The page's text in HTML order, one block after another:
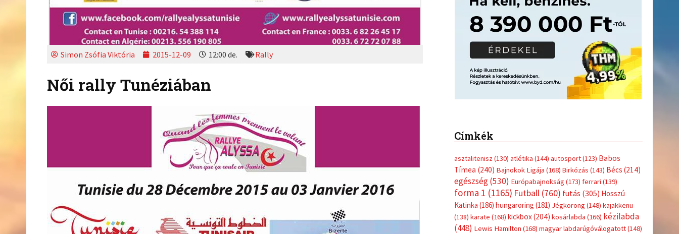
Simon Zsófia Viktória 2015-12-09 12:00 de. Rally
Női rally Tunéziában
Címkék
asztalitenisz (130) atlétika (144) autosport(123) Babos
Tímea (240) Bajnokok Ligája (168) Birkózás (143) Bécs (214)
egészség(530) Európabajnokság (173) ferrari (139)
forma 1 (1165) Futball(760) futás (305) Hosszú
Katinka (186) hungaroring (181) Jégkorong (148) kajakkenu
(138) karate (168) kickbox(204) kosárlabda (166) kézilabda
(448) Lewis Hamilton (168) magyar labdarúgóválogatott(148)